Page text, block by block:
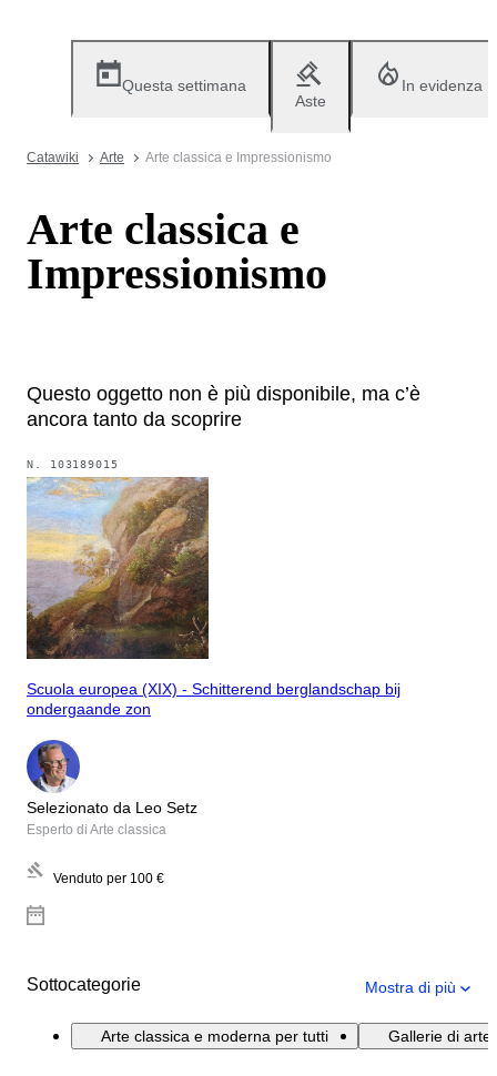
Questa settimana
Aste
In evidenza
Catawiki Arte Arte classica e Impressionismo
Arte classica e
Impressionismo
Questo oggetto non è più disponibile, ma c’è
ancora tanto da scoprire
N. 103189015
Scuola europea (XIX) - Schitterend berglandschap bij
ondergaande zon
Selezionato da Leo Setz
Esperto di Arte classica
Venduto per 100 €
Sottocategorie Mostra di più
Arte classica e moderna per tutti Gallerie di arte